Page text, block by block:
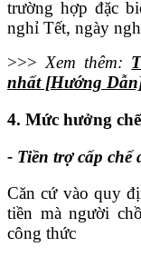
trường hợp đặc
nghỉ Tết, ngày
>>>Xem thêm:
nhất [Hướng
4. Mức hưởng
- Tiền trợ cấp chế
Căn cứ vào quy
tiền mà người
công thức